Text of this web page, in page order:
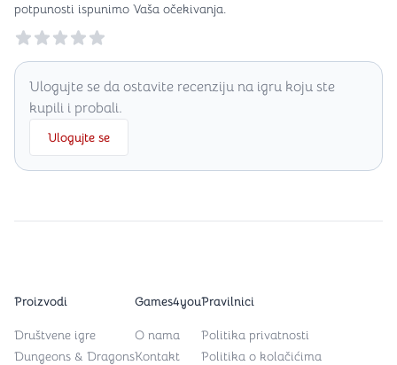
potpunosti ispunimo Vaša očekivanja.
Reviews
Ulogujte se da ostavite recenziju na igru koju ste
kupili i probali.
Ulogujte se
Proizvodi
Društvene igre
Dungeons & Dragons
Games4you
O nama
Kontakt
Pravilnici
Politika privatnosti
Politika o kolačićima